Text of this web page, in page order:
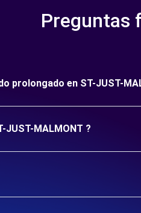
Preguntas
prolongado en ST-JUST-
JUST-MALMONT ?